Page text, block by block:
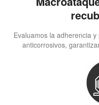
Evaluamos la adherencia
anticorrosivos,